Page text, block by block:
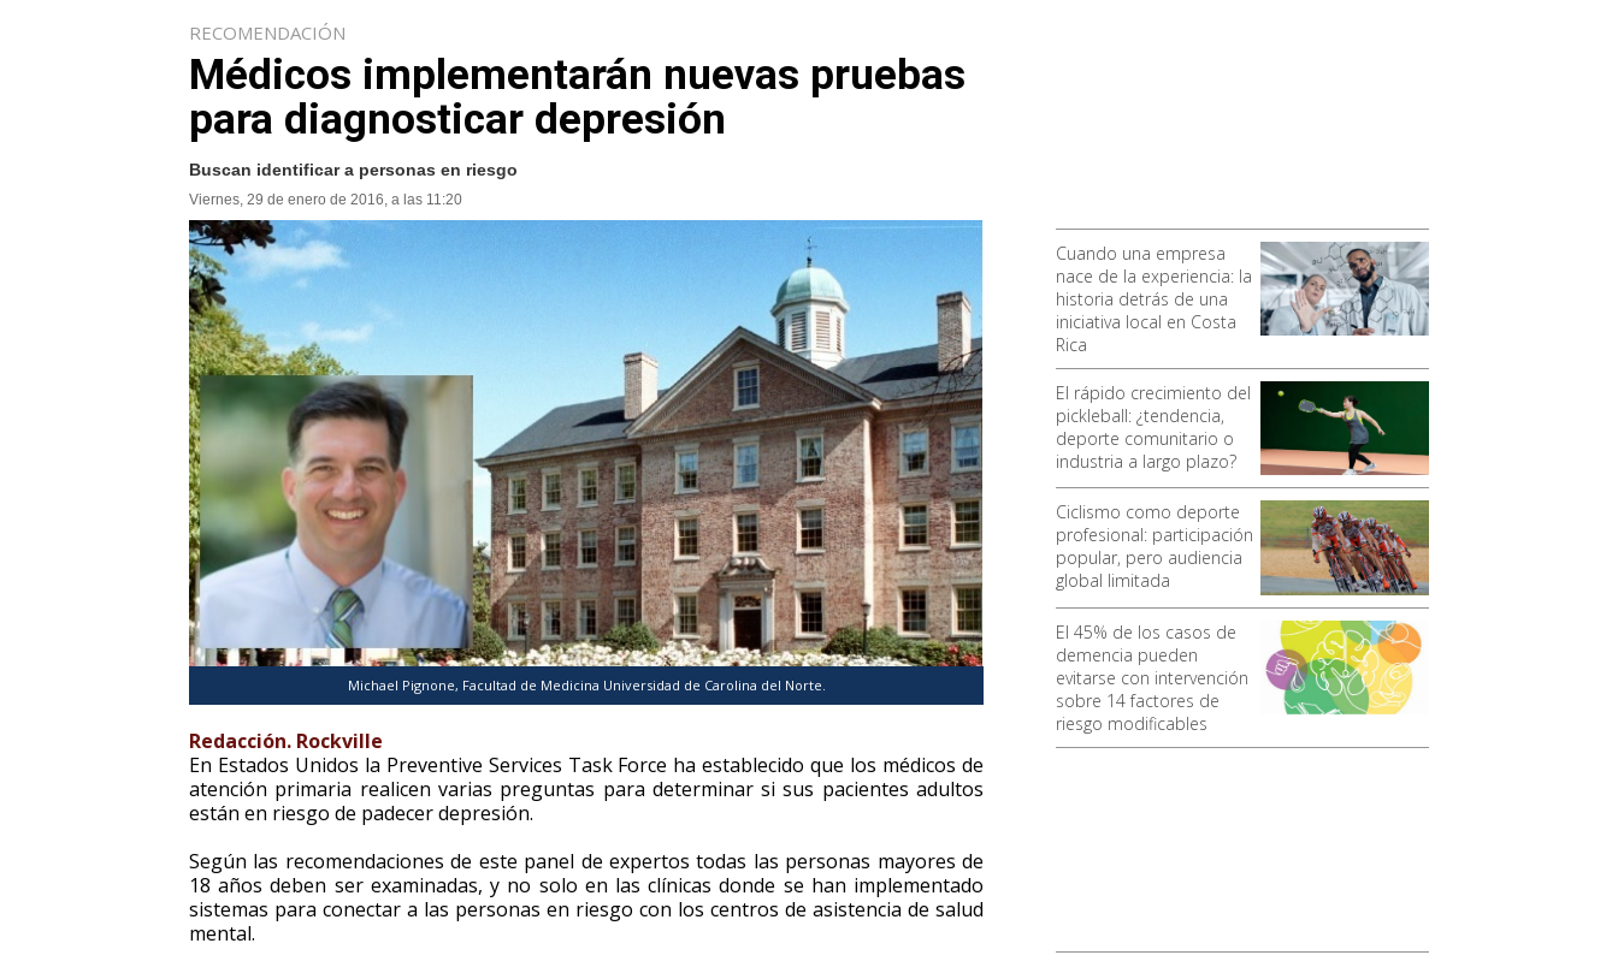
Cuando una empresa
nace de la experiencia: la
historia detrás de una
iniciativa local en Costa
Rica
El rápido crecimiento del
pickleball: ¿tendencia,
deporte comunitario o
industria a largo plazo?
Ciclismo como deporte
profesional: participación
popular, pero audiencia
global limitada
El 45% de los casos de
demencia pueden
evitarse con intervención
sobre 14 factores de
riesgo modificables
RECOMENDACIÓN
Médicos implementarán nuevas pruebas
para diagnosticar depresión
Buscan identificar a personas en riesgo
Viernes, 29 de enero de 2016, a las 11:20
Michael Pignone, Facultad de Medicina Universidad de Carolina del Norte.
Redacción. Rockville
En Estados Unidos la Preventive Services Task Force ha establecido que los médicos de
atención primaria realicen varias preguntas para determinar si sus pacientes adultos
están en riesgo de padecer depresión.
Según las recomendaciones de este panel de expertos todas las personas mayores de
18 años deben ser examinadas, y no solo en las clínicas donde se han implementado
sistemas para conectar a las personas en riesgo con los centros de asistencia de salud
mental.